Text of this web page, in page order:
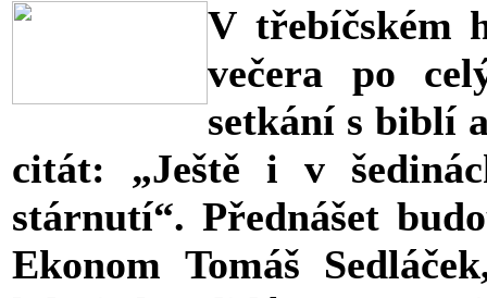
V třebíčském
večera po
setkání s biblí
citát: „Ještě i v
stárnutí“. Přednášet
Ekonom Tomáš